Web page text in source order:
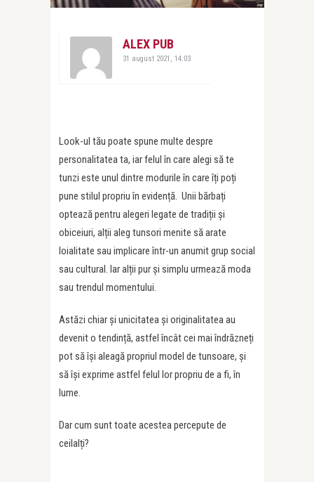
ALEX PUB
31 august 2021, 14:03
Look-ul tău poate spune multe despre
personalitatea ta, iar felul în care alegi să te
tunzi este unul dintre modurile în care îți poți
pune stilul propriu în evidență. Unii bărbați
optează pentru alegeri legate de tradiții și
obiceiuri, alții aleg tunsori menite să arate
loialitate sau implicare într-un anumit grup social
sau cultural. Iar alții pur și simplu urmează moda
sau trendul momentului.
Astăzi chiar și unicitatea și originalitatea au
devenit o tendință, astfel încât cei mai îndrăzneți
pot să își aleagă propriul model de tunsoare, și
să își exprime astfel felul lor propriu de a fi, în
lume.
Dar cum sunt toate acestea percepute de
ceilalți?